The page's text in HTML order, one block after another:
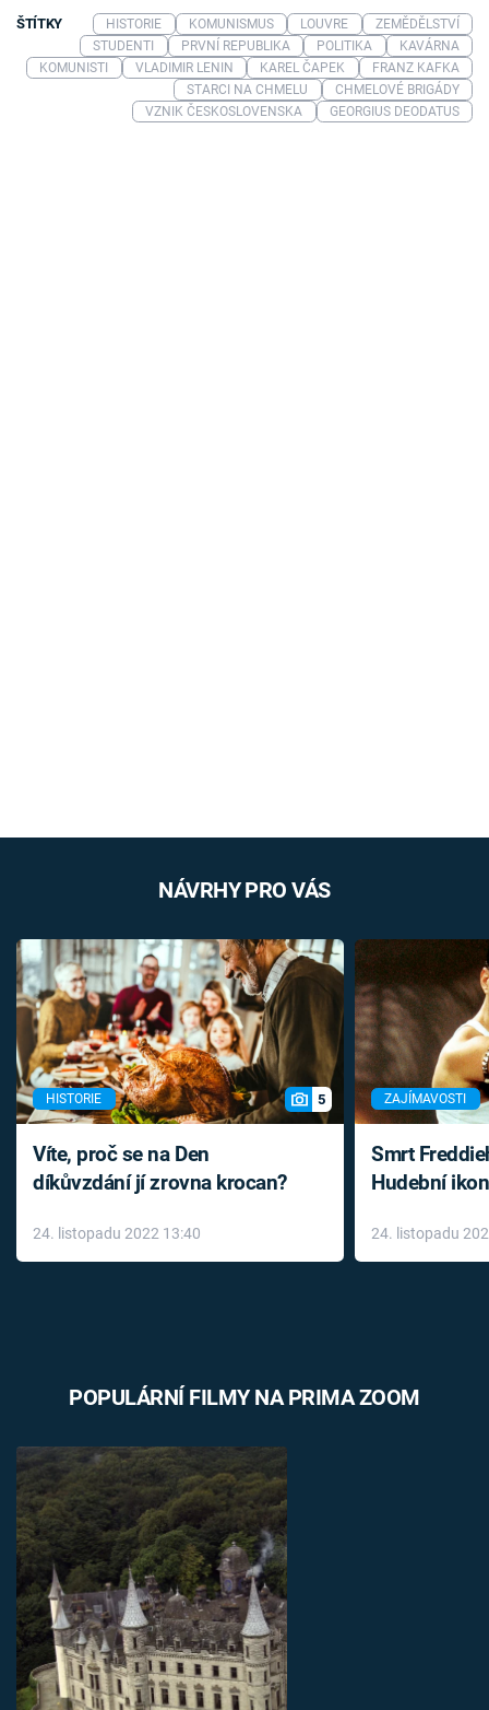
ŠTÍTKY HISTORIE KOMUNISMUS LOUVRE
ZEMĚDĚLSTVÍ
STUDENTI
PRVNÍ REPUBLIKA POLITIKA
KAVÁRNA
KOMUNISTI
VLADIMIR LENIN KAREL ČAPEK
FRANZ KAFKA
STARCI NA CHMELU
CHMELOVÉ BRIGÁDY
VZNIK ČESKOSLOVENSKA
GEORGIUS DEODATUS
NÁVRHY PRO VÁS
HISTORIE 5
Víte, proč se na Den
díkůvzdání jí zrovna krocan?
24. listopadu 2022 13:40
ZAJÍMAVOSTI
Smrt
Hudební
léky
24. listopadu
POPULÁRNÍ FILMY NA PRIMA ZOOM